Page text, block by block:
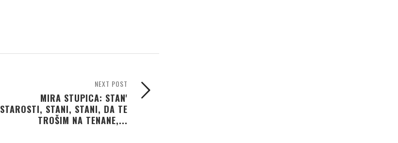
NEXT POST
MIRA STUPICA: STAN'
STAROSTI, STANI, STANI, DA TE
TROŠIM NA TENANE,...